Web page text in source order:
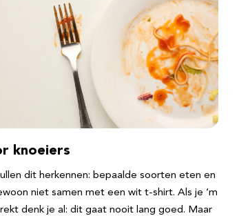
knoeiers
dit herkennen: bepaalde soorten eten en
niet samen met een wit t-shirt. Als je ‘m
denk je al: dit gaat nooit lang goed. Maar